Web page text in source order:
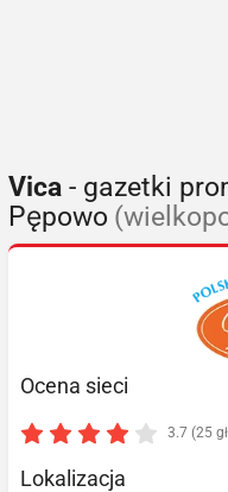
Vica - gazetki
Pępowo
Ocena sieci
3.7 (25
Lokalizacja